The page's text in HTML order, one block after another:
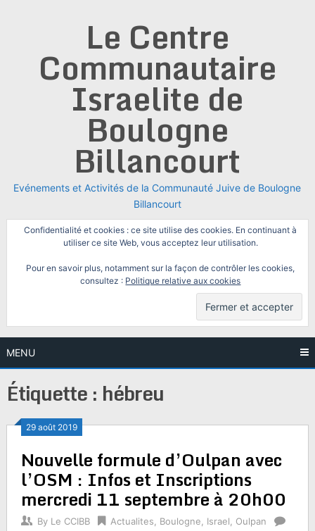
Le Centre
Communautaire
Israelite de
Boulogne
Billancourt
Evénements et Activités de la Communauté Juive de Boulogne
Billancourt
Confidentialité et cookies : ce site utilise des cookies. En continuant à
utiliser ce site Web, vous acceptez leur utilisation.
Pour en savoir plus, notamment sur la façon de contrôler les cookies,
consultez : Politique relative aux cookies
MENU
Étiquette : hébreu
29 août 2019
Nouvelle formule d’Oulpan avec
l’OSM : Infos et Inscriptions
mercredi 11 septembre à 20h00
By Le CCIBB Actualites Boulogne Israel
Oulpan